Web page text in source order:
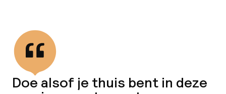
Doe alsof je thuis bent in deze